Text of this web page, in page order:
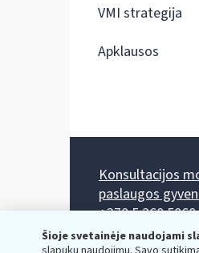
Šioje svetainėje naudojami
VMI strategija
Apklausos
Konsultacijos
paslaugos
+370 5 260 5060
Darbo laikas: I-IV
Prieššventinę dieną -